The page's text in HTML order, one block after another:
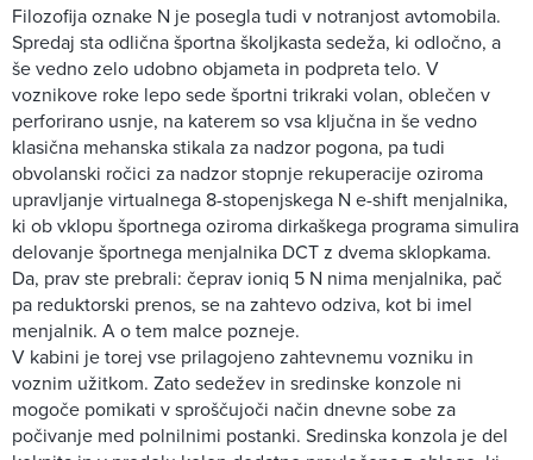
Filozofija oznake N je posegla tudi v notranjost avtomobila.
Spredaj sta odlična športna školjkasta sedeža, ki odločno, a
še vedno zelo udobno objameta in podpreta telo. V
voznikove roke lepo sede športni trikraki volan, oblečen v
perforirano usnje, na katerem so vsa ključna in še vedno
klasična mehanska stikala za nadzor pogona, pa tudi
obvolanski ročici za nadzor stopnje rekuperacije oziroma
upravljanje virtualnega 8-stopenjskega N e-shift menjalnika,
ki ob vklopu športnega oziroma dirkaškega programa simulira
delovanje športnega menjalnika DCT z dvema sklopkama.
Da, prav ste prebrali: čeprav ioniq 5 N nima menjalnika, pač
pa reduktorski prenos, se na zahtevo odziva, kot bi imel
menjalnik. A o tem malce pozneje.
V kabini je torej vse prilagojeno zahtevnemu vozniku in
voznim užitkom. Zato sedežev in sredinske konzole ni
mogoče pomikati v sproščujoči način dnevne sobe za
počivanje med polnilnimi postanki. Sredinska konzola je del